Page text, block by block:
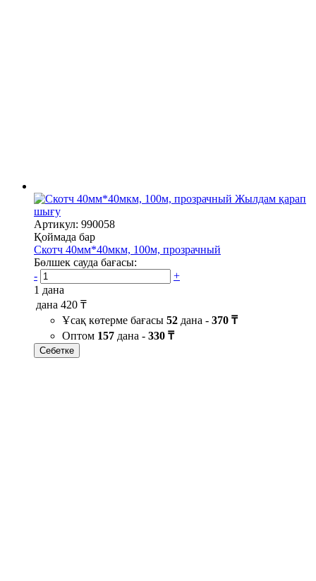
Жылдам қарап
шығу
Артикул: 990058
Қоймада бар
Скотч 40мм*40мкм, 100м, прозрачный
Бөлшек сауда бағасы:
-
+
1 дана
дана 420 ₸
Ұсақ көтерме бағасы 52 дана - 370 ₸
Оптом 157 дана - 330 ₸
Себетке